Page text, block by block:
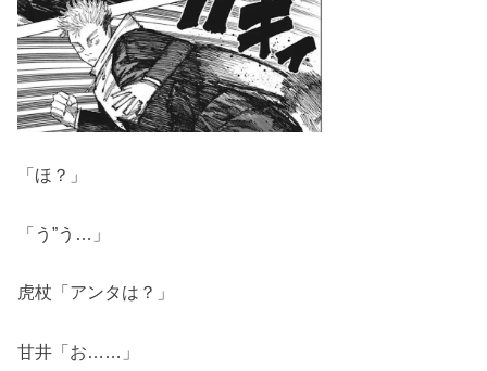
「ほ？」
「う”う…」
虎杖「アンタは？」
甘井「お……」